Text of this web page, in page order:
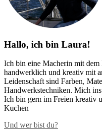
Hallo, ich bin Laura!
Ich bin eine Macherin mit
handwerklich und kreativ mit
Leidenschaft sind Farben,
Handwerkstechniken. Mich
Ich bin gern im Freien kreativ
Kuchen
Und wer bist du?